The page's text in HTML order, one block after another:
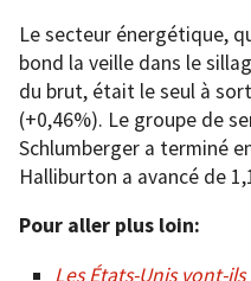
Le secteur énergétique,
bond la veille dans le
du brut, était le seul à
(+0,46%). Le groupe de
Schlumberger a terminé
Halliburton a avancé de
Pour aller plus loin:
Les États-Unis vont-